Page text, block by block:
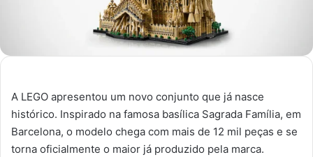
A LEGO apresentou um novo conjunto que já nasce
histórico. Inspirado na famosa basílica Sagrada Família, em
Barcelona, o modelo chega com mais de 12 mil peças e se
torna oficialmente o maior já produzido pela marca.